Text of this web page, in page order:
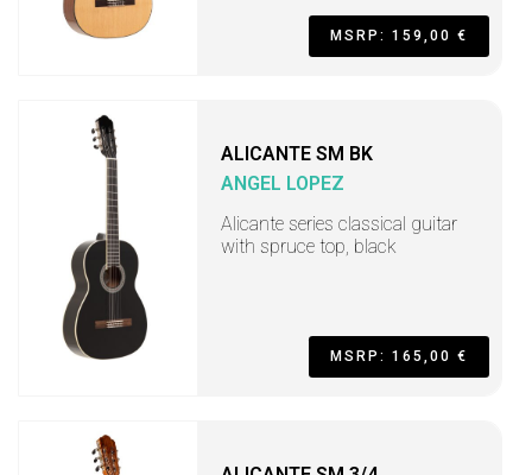
MSRP: 159,00 €
ALICANTE SM BK
ANGEL LOPEZ
Alicante series classical guitar
with spruce top, black
MSRP: 165,00 €